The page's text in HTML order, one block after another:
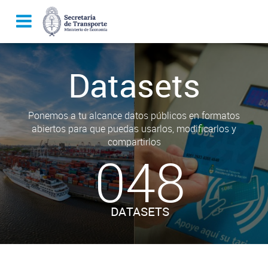
Datasets
Ponemos a tu alcance datos públicos en formatos
abiertos para que puedas usarlos, modificarlos y
compartirlos
048
DATASETS